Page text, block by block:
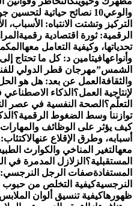
والوعي10 نصائح حياتية لتحسين جودة حياتك وتحقيق السعادة
التركيز وتشتت الانتباه:
الرقمية: ثورة اقتصادية رقمية
تحدياتها، وكيفية التعامل معها
وأنواعهافيتامين د: كل ما تحتاج
الشمس”
والثقافة العمل عن بعد: هل هو
لإنتاجية العمل؟ الذكاء
التعلّم؟ الصحة النفسية في عصر
توازننا وسط الضغوط الرقمية؟
كيف يؤثر على الوظائف
أسبابه، وطرق الإقلاع عنه
معهالتغير المناخي والكوارث
المستقبلية؟ الزلازل المدمرة في
المستفادةصفات الرجل النرجسي:
النرجسيةكيفية التخلص من
ظهورهاكيفية تنسيق ألوان